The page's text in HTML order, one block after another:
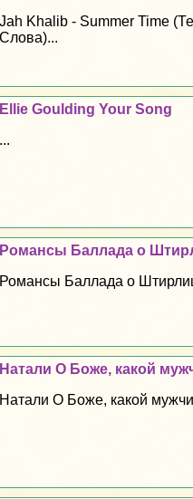
Jah Khalib - Summer Time
Слова)...
Ellie Goulding Your Song
...
Романсы Баллада о
Романсы Баллада о
Натали О Боже, какой
Натали О Боже, какой